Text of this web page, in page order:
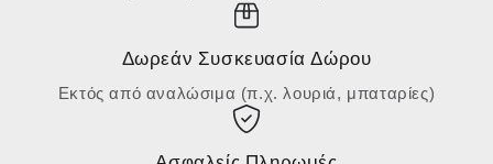
Δωρεάν Συσκευασία Δώρου
Εκτός από αναλώσιμα (π.χ. λουριά, μπαταρίες)